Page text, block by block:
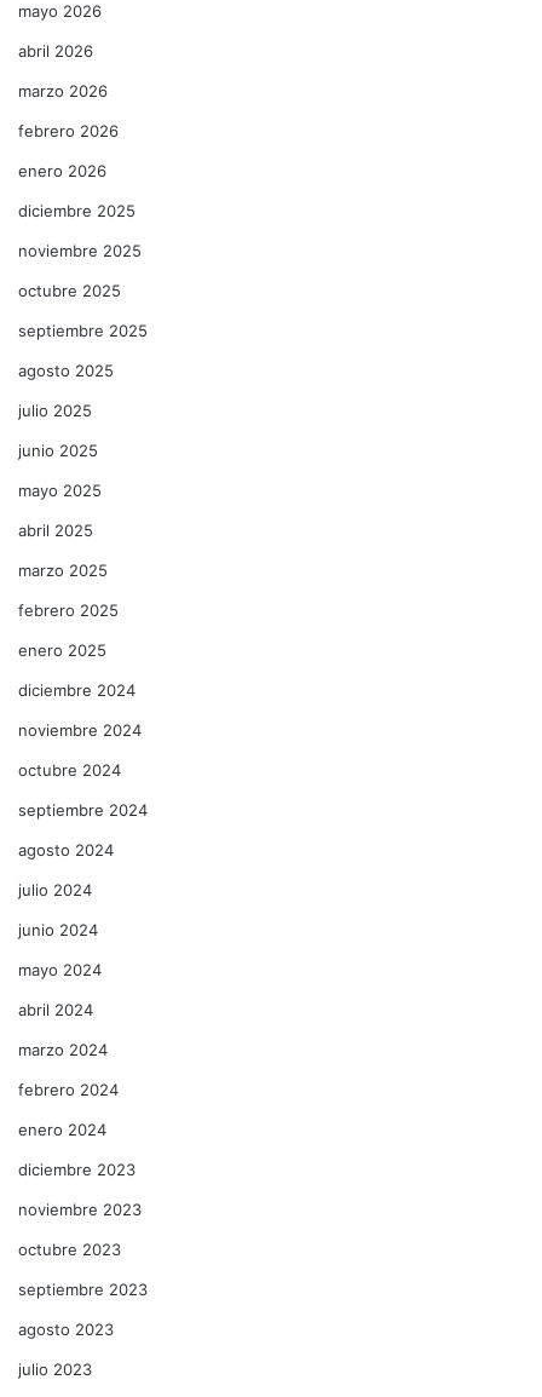
mayo 2026
abril 2026
marzo 2026
febrero 2026
enero 2026
diciembre 2025
noviembre 2025
octubre 2025
septiembre 2025
agosto 2025
julio 2025
junio 2025
mayo 2025
abril 2025
marzo 2025
febrero 2025
enero 2025
diciembre 2024
noviembre 2024
octubre 2024
septiembre 2024
agosto 2024
julio 2024
junio 2024
mayo 2024
abril 2024
marzo 2024
febrero 2024
enero 2024
diciembre 2023
noviembre 2023
octubre 2023
septiembre 2023
agosto 2023
julio 2023